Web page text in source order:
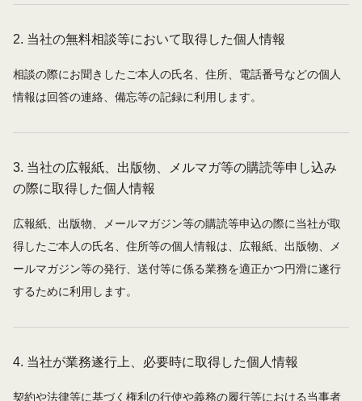
2. 当社の無料相談等において取得した個人情報
相談の際にお聞きしたご本人の氏名、住所、電話番号などの個人
情報は回答の連絡、備忘等の記録に利用します。
3. 当社の広報紙、出版物、メルマガ等の購読等申し込み
の際に取得した個人情報
広報紙、出版物、メールマガジン等の購読等申込の際に当社が取
得したご本人の氏名、住所等の個人情報は、広報紙、出版物、メ
ールマガジン等の発行、送付等に係る業務を適正かつ円滑に遂行
するために利用します。
4. 当社が業務遂行上、必要時に取得した個人情報
契約や法律等に基づく権利の行使や義務の履行等における当事者